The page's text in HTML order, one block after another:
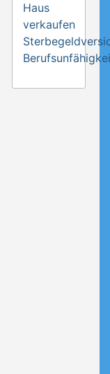
Haus
verkaufen